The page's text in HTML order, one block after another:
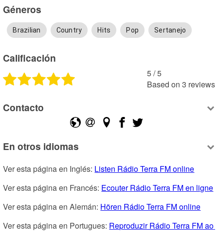
Géneros
Brazilian Country Hits Pop Sertanejo
Calificación
5 /5
Based on 3 reviews
Contacto
En otros idiomas
Ver esta página en Inglés: Listen Rádio Terra FM online
Ver esta página en Francés: Ecouter Rádio Terra FM en ligne
Ver esta página en Alemán: Hören Rádio Terra FM online
Ver esta página en Portugues: Reproduzir Rádio Terra FM ao